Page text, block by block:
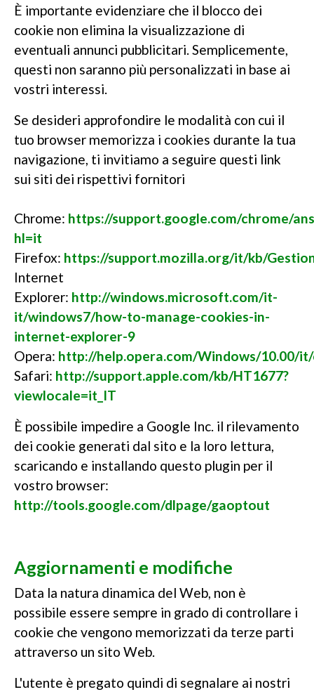
È importante evidenziare che il blocco dei
cookie non elimina la visualizzazione di
eventuali annunci pubblicitari. Semplicemente,
questi non saranno più personalizzati in base ai
vostri interessi.
Se desideri approfondire le modalità con cui il
tuo browser memorizza i cookies durante la tua
navigazione, ti invitiamo a seguire questi link
sui siti dei rispettivi fornitori
Chrome: https://support.google.com/chrome/
hl=it
Firefox: https://support.mozilla.org/it/kb/
Internet
Explorer: http://windows.microsoft.com/it-
it/windows7/how-to-manage-cookies-in-
internet-explorer-9
Opera: http://help.opera.com/Windows/10.00/
Safari: http://support.apple.com/kb/HT1677?
viewlocale=it_IT
È possibile impedire a Google Inc. il rilevamento
dei cookie generati dal sito e la loro lettura,
scaricando e installando questo plugin per il
vostro browser:
http://tools.google.com/dlpage/gaoptout
Aggiornamenti e modifiche
Data la natura dinamica del Web, non è
possibile essere sempre in grado di controllare i
cookie che vengono memorizzati da terze parti
attraverso un sito Web.
L'utente è pregato quindi di segnalare ai nostri